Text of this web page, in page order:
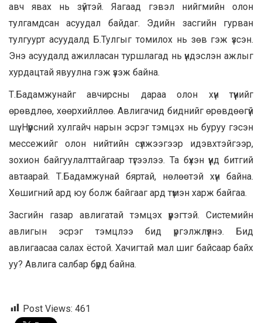
авч явах нь зүйтэй. Яагаад гэвэл нийгмийн олон
тулгамдсан асуудал байдаг. Эдийн засгийн гурван
тулгуурт асуудалд Б.Тулгыг томилох нь зөв гэж үзсэн.
Энэ асуудалд ажилласан туршлагад нь үндэслэн ажлыг
хурдацтай явуулна гэж үзэж байна.
Т.Бадамжунайг авчирсны дараа олон хүн түүнийг
өрөвдлөө, хөөрхийллөө. Авлигачид биднийг өрөвдөөгүй
шүү. Нүүрсний хулгайч нарын эсрэг тэмцэх нь буруу гэсэн
мессежийг олон нийтийн сүлжээгээр идэвхтэйгээр,
зохион байгуулалттайгаар түгээлээ. Та бүхэн үүнд битгий
автаарай. Т.Бадамжунай бяртай, нөлөөтэй хүн байна.
Хөшигний ард юу болж байгааг ард түмэн харж байгаа.
Засгийн газар авлигатай тэмцэх үүрэгтэй. Системийн
авлигын эсрэг тэмцлээ бид үргэлжлүүлнэ. Бид
авлигаасаа салах ёстой. Хачигтай мал шиг байсаар байх
уу? Авлига салбар бүрд байна.
Post Views: 461